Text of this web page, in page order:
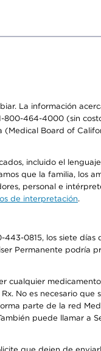
La información
800-464-4000 (sin
Board of
incluido el
que la familia, los
personal e
de interpretación.
0815, los siete días
Permanente podría
cualquier
No es necesario que
parte de la red
puede llamar a